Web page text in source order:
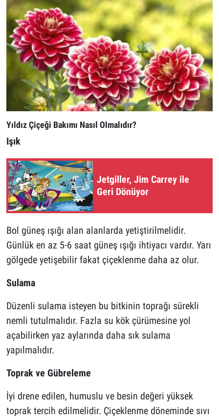
Yıldız Çiçeği Bakımı Nasıl Olmalıdır?
Işık
Jetgiller, Jim Carrey ile
Geri Dönüyor
Bol güneş ışığı alan alanlarda yetiştirilmelidir.
Günlük en az 5-6 saat güneş ışığı ihtiyacı vardır. Yarı
gölgede yetişebilir fakat çiçeklenme daha az olur.
Sulama
Düzenli sulama isteyen bu bitkinin toprağı sürekli
nemli tutulmalıdır. Fazla su kök çürümesine yol
açabilirken yaz aylarında daha sık sulama
yapılmalıdır.
Toprak ve Gübreleme
İyi drene edilen, humuslu ve besin değeri yüksek
toprak tercih edilmelidir. Çiçeklenme döneminde sıvı